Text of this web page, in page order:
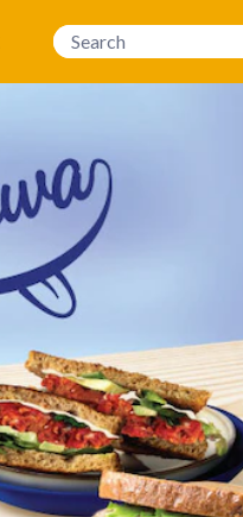
Search